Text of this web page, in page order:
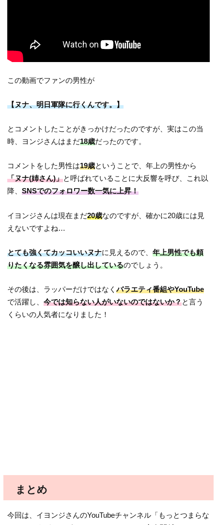
この動画でファンの男性が
【ヌナ、明日軍隊に行くんです。】
とコメントしたことがきっかけだったのですが、実はこの当
時、ヨンジさんはまだ18歳だったのです。
コメントをした男性は19歳ということで、年上の男性から
「ヌナ(姉さん)」と呼ばれていることに大反響を呼び、これ以
降、SNSでのフォロワー数一気に上昇！
イヨンジさんは現在まだ20歳なのですが、確かに20歳には見
えないですよね…
とても強くてカッコいいヌナに見えるので、年上男性でも頼
りたくなる雰囲気を醸し出しているのでしょう。
その後は、ラッパーだけではなくバラエティ番組やYouTube
で活躍し、今では知らない人がいないのではないか？と言う
くらいの人気者になりました！
まとめ
今回は、イヨンジさんのYouTubeチャンネル「もっとつまらな